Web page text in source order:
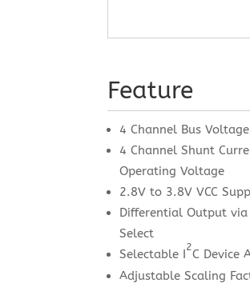
Feature
4 Channel Bus
4 Channel Shunt
Operating Voltage
2.8V to 3.8V VCC
Differential Output
Select
Selectable I
2
C Device
Adjustable Scaling